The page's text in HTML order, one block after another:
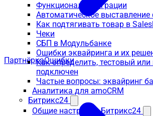
Функционал интеграции
Автоматическое выставление
Как подтягивать товар в
Чеки
СБП в Модульбанке
Ошибки эквайринга и их
Как определить, тестовый
подключен
Частые вопросы: эквайринг
Аналитика для amoCRM
Битрикс24
Общие настройки Битрикс24
ПартнёркаОшибки